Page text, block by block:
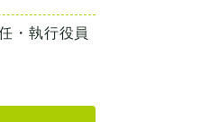
・執行役員